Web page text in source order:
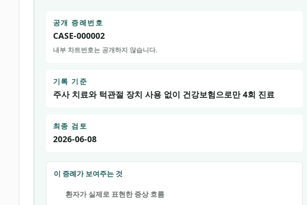
공개 증례번호
CASE-000002
내부 차트번호는 공개하지 않습니다.
기록 기준
주사 치료와 턱관절 장치 사용 없이 건강보험으로만 4회 진료
최종 검토
2026-06-08
이 증례가 보여주는 것
환자가 실제로 표현한 증상 흐름